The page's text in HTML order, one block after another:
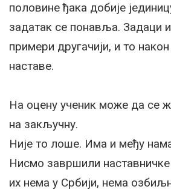
половине ђака добије
задатак се понавља. Задаци
примери другачији, и то
наставе.
На оцену ученик може да се
на закључну.
Није то лоше. Има и међу
Нисмо завршили наставничке
их нема у Србији, нема